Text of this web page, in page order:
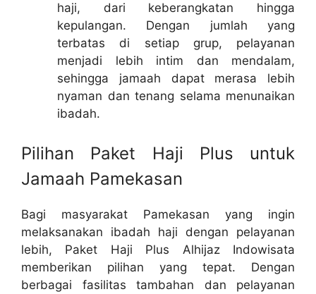
haji, dari keberangkatan hingga
kepulangan. Dengan jumlah yang
terbatas di setiap grup, pelayanan
menjadi lebih intim dan mendalam,
sehingga jamaah dapat merasa lebih
nyaman dan tenang selama menunaikan
ibadah.
Pilihan Paket Haji Plus untuk
Jamaah Pamekasan
Bagi masyarakat Pamekasan yang ingin
melaksanakan ibadah haji dengan pelayanan
lebih, Paket Haji Plus Alhijaz Indowisata
memberikan pilihan yang tepat. Dengan
berbagai fasilitas tambahan dan pelayanan